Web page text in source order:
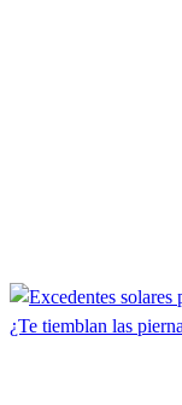
¿Te tiemblan las